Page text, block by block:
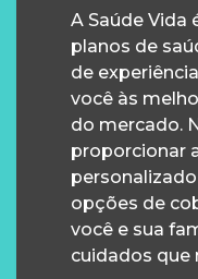
A Saúde Vida
planos de
de
você às
do mercado.
proporcionar
opções de
você e sua
cuidados que